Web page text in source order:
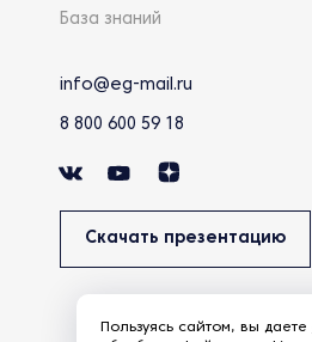
База знаний
info@eg-mail.ru
8 800 600 59 18
Скачать презентацию
Пользуясь сайтом, вы даете